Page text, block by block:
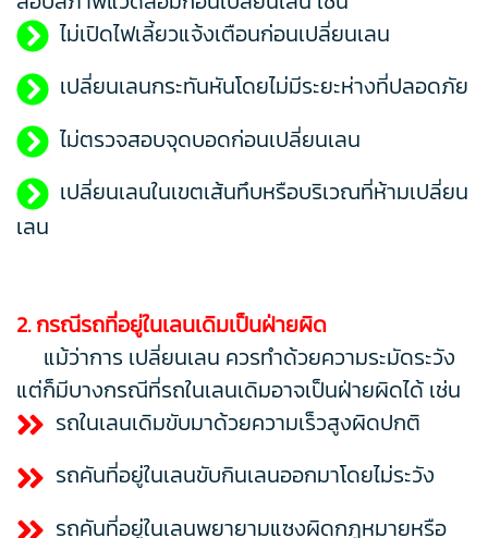
ไม่เปิดไฟเลี้ยวแจ้งเตือนก่อนเปลี่ยนเลน
เปลี่ยนเลนกระทันหันโดยไม่มีระยะห่างที่ปลอดภัย
ไม่ตรวจสอบจุดบอดก่อนเปลี่ยนเลน
เปลี่ยนเลนในเขตเส้นทึบหรือบริเวณที่ห้ามเปลี่ยน
เลน
2. กรณีรถที่อยู่ในเลนเดิมเป็นฝ่ายผิด
แม้ว่าการ เปลี่ยนเลน ควรทำด้วยความระมัดระวัง
แต่ก็มีบางกรณีที่รถในเลนเดิมอาจเป็นฝ่ายผิดได้ เช่น
รถในเลนเดิมขับมาด้วยความเร็วสูงผิดปกติ
รถคันที่อยู่ในเลนขับกินเลนออกมาโดยไม่ระวัง
รถคันที่อยู่ในเลนพยายามแซงผิดกฎหมายหรือ